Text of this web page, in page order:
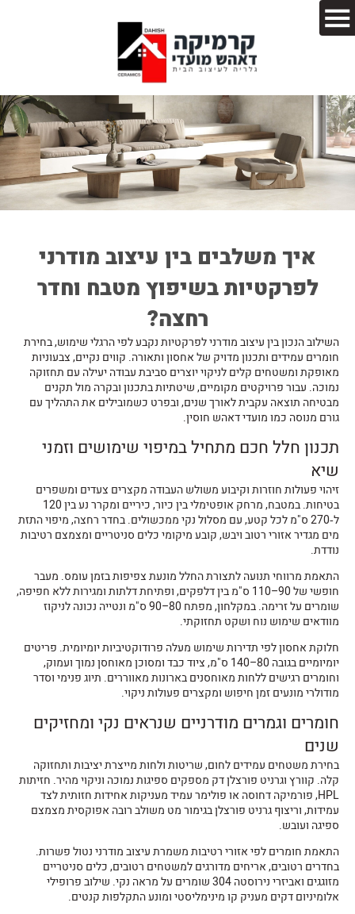
איך משלבים בין עיצוב מודרני
לפרקטיות בשיפוץ מטבח וחדר
רחצה?
השילוב הנכון בין עיצוב מודרני לפרקטיות נקבע לפי הרגלי שימוש, בחירת
חומרים עמידים ותכנון מדויק של אחסון ותאורה. קווים נקיים, צבעוניות
מאופקת ומשטחים קלים לניקוי יוצרים סביבת עבודה יעילה עם תחזוקה
נמוכה. עבור פרויקטים מקומיים, שיטתיות בתכנון ובקרה מול תקנים
מבטיחה תוצאה עקבית לאורך שנים, ובפרט כשמובילים את התהליך עם
גורם מנוסה כמו מועדי דאהש חוסין.
תכנון חלל חכם מתחיל במיפוי שימושים וזמני
שיא
זיהוי פעולות חוזרות וקיבוע משולש העבודה מקצרים צעדים ומשפרים
בטיחות. במטבח, מרחק אופטימלי בין כיור, כיריים ומקרר נע בין 120
ל‑270 ס"מ לכל קטע, עם מסלול נקי ממכשולים. בחדר רחצה, מיפוי התזת
מים מגדיר אזורי רטוב ויבש, קובע מיקומי כלים סניטריים ומצמצם רטיבות
נודדת.
התאמת מרווחי תנועה לתצורת החלל מונעת צפיפות בזמן עומס. מעבר
חופשי של 90–110 ס"מ בין דלפקים, ופתיחת דלתות ומגירות ללא חפיפה,
שומרים על זרימה. במקלחון, מפתח 80–90 ס"מ ונטייה נכונה לניקוז
מוודאים שימוש נוח ושקט תחזוקתי.
חלוקת אחסון לפי תדירות שימוש מעלה פרודוקטיביות יומיומית. פריטים
יומיומיים בגובה 80–140 ס"מ, ציוד כבד ומסוכן מאוחסן נמוך ועמוק,
וחומרים רגישים ללחות מאוחסנים בארונות מאווררים. תיוג פנימי וסדר
מודולרי מונעים זמן חיפוש ומקצרים פעולות ניקוי.
חומרים וגמרים מודרניים שנראים נקי ומחזיקים
שנים
בחירת משטחים עמידים לחום, שריטות ולחות מייצרת יציבות ותחזוקה
קלה. קוורץ וגרניט פורצלן דק מספקים ספיגות נמוכה וניקוי מהיר. חזיתות
HPL, פורמיקה דחוסה או פולימר עמיד מעניקות אחידות חזותית לצד
עמידוּת, וריצוף גרניט פורצלן בגימור מט משולב רובה אפוקסית מצמצם
ספיגה ועובש.
התאמת חומרים לפי אזורי רטיבות משמרת עיצוב מודרני נטול פשרות.
בחדרים רטובים, אריחים מדורגים למשטחים רטובים, כלים סניטריים
מזוגגים ואביזרי נירוסטה 304 שומרים על מראה נקי. שילוב פרופילי
אלומיניום דקים מעניק קו מינימליסטי ומונע התקלפות קנטים.